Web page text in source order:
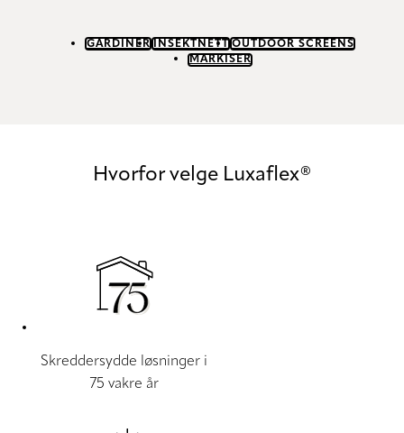
GARDINER INSEKTNETT OUTDOOR SCREENS
MARKISER
Hvorfor velge Luxaflex®
Skreddersydde løsninger i
75 vakre år